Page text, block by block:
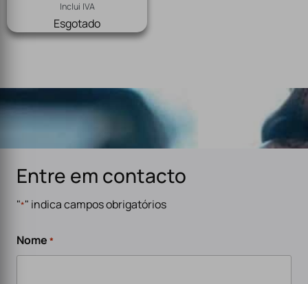
Inclui IVA
Esgotado
Entre em contacto
"*" indica campos obrigatórios
Nome *